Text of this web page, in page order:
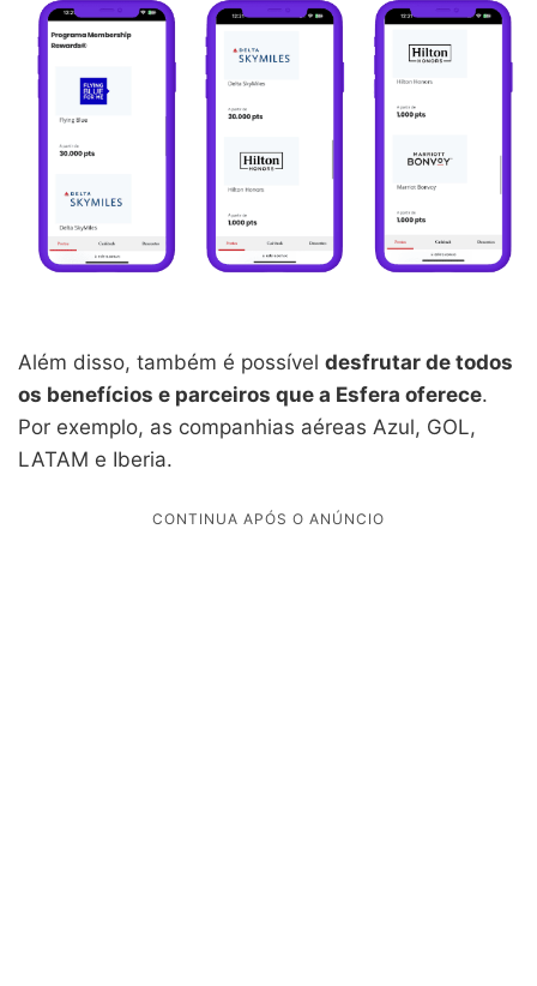
Além disso, também é possível desfrutar de todos
os benefícios e parceiros que a Esfera oferece.
Por exemplo, as companhias aéreas Azul, GOL,
LATAM e Iberia.